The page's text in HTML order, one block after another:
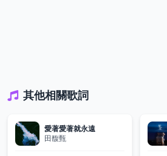
其他相關歌詞
愛著愛著就永遠
田馥甄